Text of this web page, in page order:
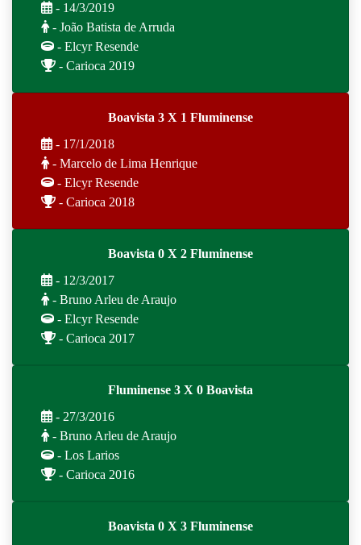
- 14/3/2019
- João Batista de Arruda
- Elcyr Resende
- Carioca 2019
Boavista 3 X 1 Fluminense
- 17/1/2018
- Marcelo de Lima Henrique
- Elcyr Resende
- Carioca 2018
Boavista 0 X 2 Fluminense
- 12/3/2017
- Bruno Arleu de Araujo
- Elcyr Resende
- Carioca 2017
Fluminense 3 X 0 Boavista
- 27/3/2016
- Bruno Arleu de Araujo
- Los Larios
- Carioca 2016
Boavista 0 X 3 Fluminense